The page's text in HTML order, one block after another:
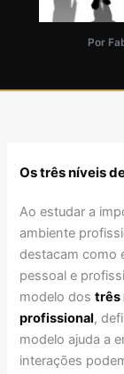
Por
Os três níveis
Ao estudar a
ambiente
destacam como
pessoal e
modelo dostrês
profissional,
modelo ajuda a
interações